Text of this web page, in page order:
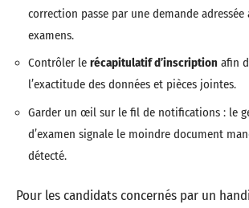
correction passe par une demande adressée
examens.
Contrôler le récapitulatif d’inscription afin
l’exactitude des données et pièces jointes.
Garder un œil sur le fil de notifications : le
d’examen signale le moindre document
détecté.
Pour les candidats concernés par un